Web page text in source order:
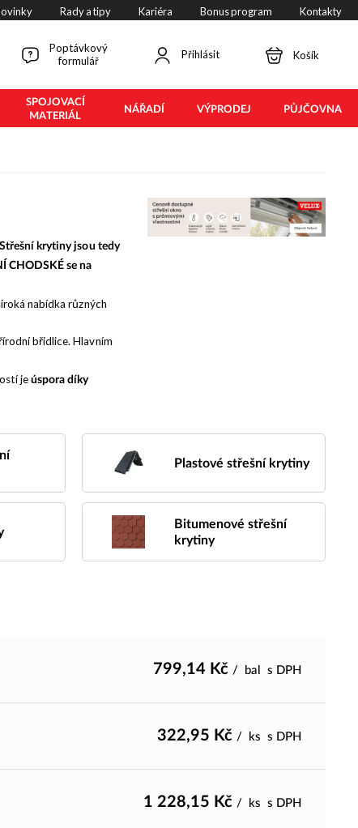
Rady a tipy Kariéra Bonus program Kontakty
Poptávkový
formulář
Přihlásit Košík
SPOJOVACÍ
MATERIÁL
NÁŘADÍ VÝPRODEJ PŮJČOVNA
Střešní krytiny jsou tedy
CHODSKÉ se na
nabídka různých
břidlice. Hlavním
jeúspora díky
Plastové střešní krytiny
Bitumenové střešní
krytiny
799,14 Kč / bal s DPH
322,95 Kč / ks s DPH
1 228,15 Kč / ks s DPH